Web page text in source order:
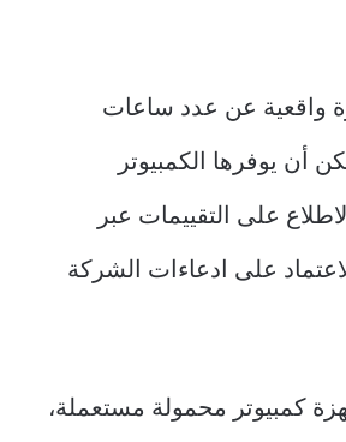
واقعية عن عدد ساعات
أن يوفرها الكمبيوتر
على التقييمات عبر
على ادعاءات الشركة
كمبيوتر محمولة مستعملة،